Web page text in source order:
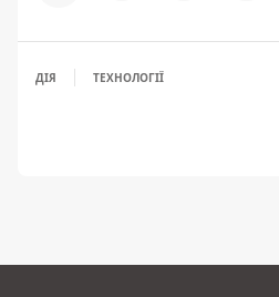
ДІЯ ТЕХНОЛОГІЇ